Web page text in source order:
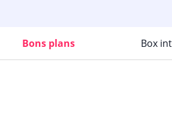
Bons plans Box